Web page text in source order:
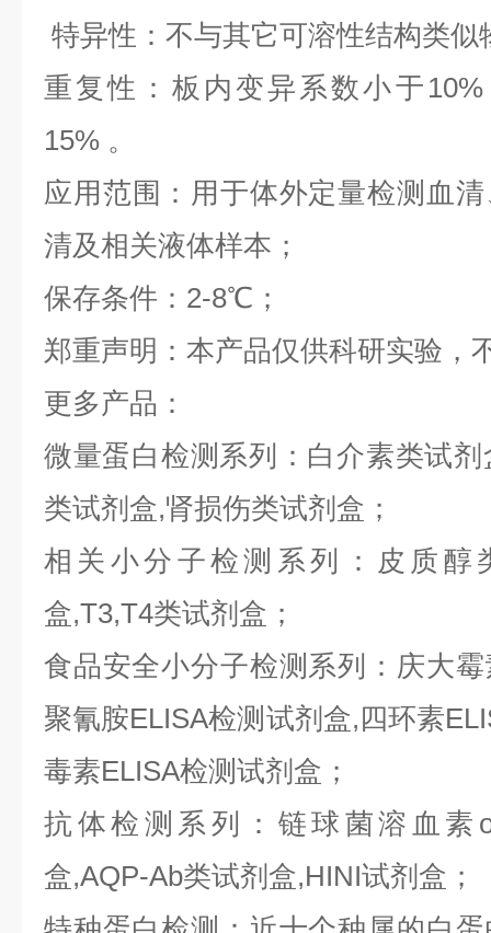
特异性：不与其它可溶性结构类似
重复性：板内变异系数小于
15% 。
应用范围：用于体外定量检测血
清及相关液体样本；
保存条件：2-8℃；
郑重声明：本产品仅供科研实验，
更多产品：
微量蛋白检测系列：白介素类试
类试剂盒,肾损伤类试剂盒；
相关小分子检测系列：皮质醇
盒,T3,T4类试剂盒；
食品安全小分子检测系列：庆大
聚氰胺ELISA检测试剂盒,四环素
毒素ELISA检测试剂盒；
抗体检测系列：链球菌溶血素
盒,AQP-Ab类试剂盒,HINI试剂盒；